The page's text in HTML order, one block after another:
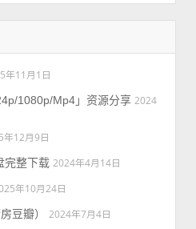
年11月1日
1080p/Mp4」资源分享 2024
年12月9日
完整下载 2024年4月14日
年10月24日
豆瓣）
2024年7月4日